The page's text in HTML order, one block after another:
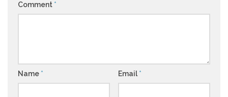
Comment *
Name * Email *